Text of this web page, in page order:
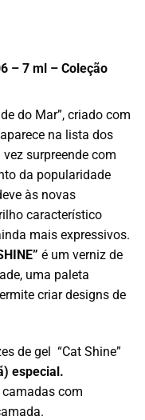
– 7 ml – Coleção
do Mar”, criado com
na lista dos
surpreende com
da popularidade
às novas
característico
mais expressivos.
é um verniz de
uma paleta
criar designs de
de gel “Cat Shine”
especial.
com